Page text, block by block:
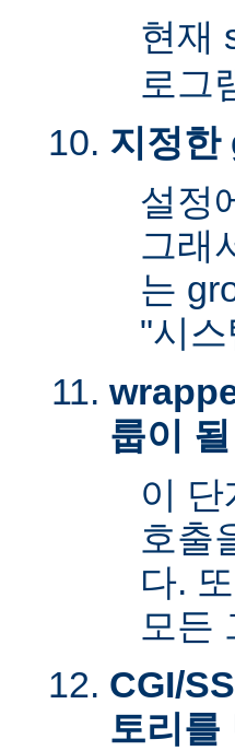
현재
로그
지정
설정
그래
는
"시
룹이
이
호출
다.
모든
CGI/
토리를